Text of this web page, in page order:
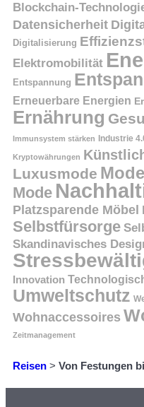
Blockchain-
Datensicherheit
Digitalisierung
Elektromobilität
Entspannung
Erneuerbare Energien
Ernährung
Immunsystem stärken Industrie
Kryptowährungen
Luxusmode
Mode
Platzsparende Möbel
Selbstfürsorge
Skandinavisches
Innovation
Umweltschutz
Wohnaccessoires
Zeitmanagement
Reisen > Von Festungen